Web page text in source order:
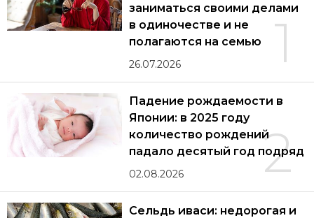
1
заниматься своими делами
в одиночестве и не
полагаются на семью
26.07.2026
2
Падение рождаемости в
Японии: в 2025 году
количество рождений
падало десятый год подряд
02.08.2026
Сельдь иваси: недорогая и